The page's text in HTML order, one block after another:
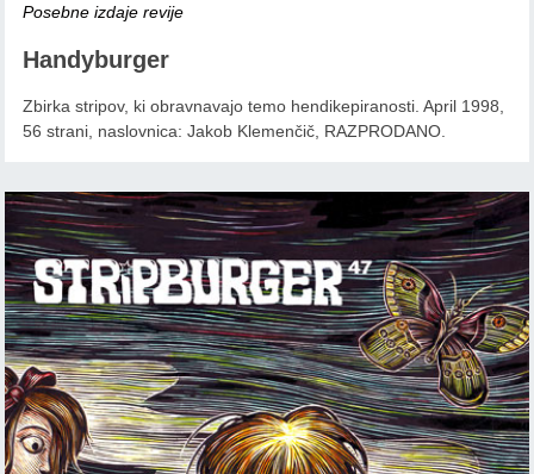
Posebne izdaje revije
Handyburger
Zbirka stripov, ki obravnavajo temo hendikepiranosti. April 1998,
56 strani, naslovnica: Jakob Klemenčič, RAZPRODANO.